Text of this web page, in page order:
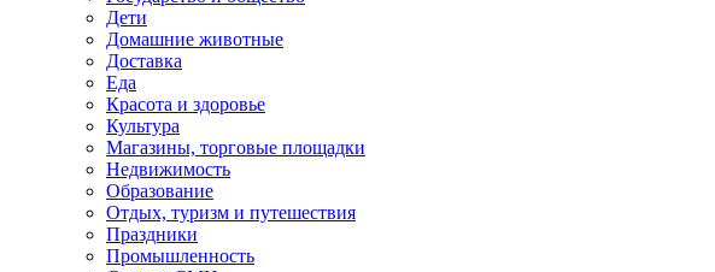
Дети
Домашние животные
Доставка
Еда
Красота и здоровье
Культура
Магазины, торговые площадки
Недвижимость
Образование
Отдых, туризм и путешествия
Праздники
Промышленность